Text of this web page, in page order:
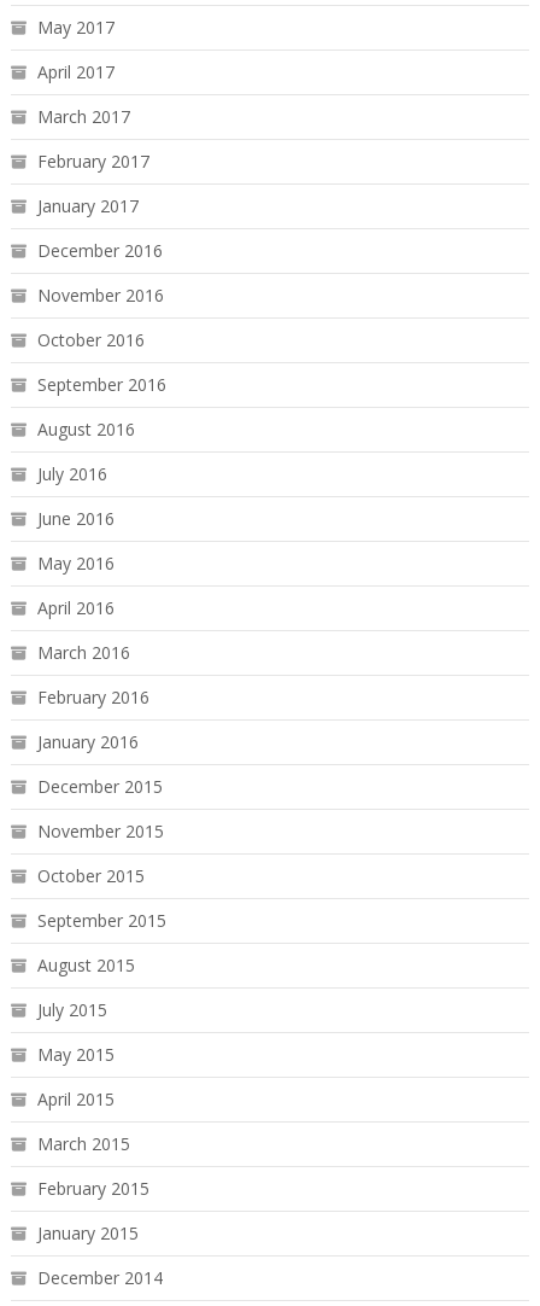
May 2017
April 2017
March 2017
February 2017
January 2017
December 2016
November 2016
October 2016
September 2016
August 2016
July 2016
June 2016
May 2016
April 2016
March 2016
February 2016
January 2016
December 2015
November 2015
October 2015
September 2015
August 2015
July 2015
May 2015
April 2015
March 2015
February 2015
January 2015
December 2014